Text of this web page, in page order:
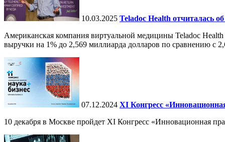
10.03.2025 Teladoc Health отчиталась
Американская компания виртуальной медицины Teladoc
выручки на 1% до 2,569 миллиарда долларов по сравнению с
07.12.2024 ХI Конгресс
10 декабря в Москве пройдет XI Конгресс «Инновационная